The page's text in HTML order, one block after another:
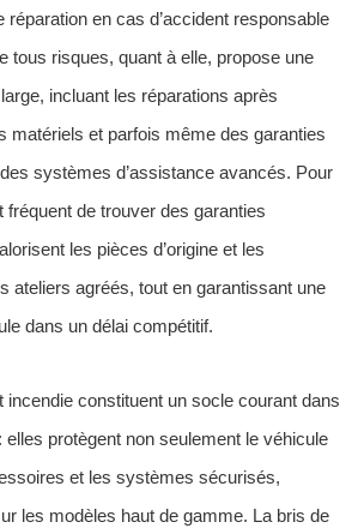
réparation en cas d’accident responsable
tous risques, quant à elle, propose une
incluant les réparations après
matériels et parfois même des garanties
systèmes d’assistance avancés. Pour
fréquent de trouver des garanties
les pièces d’origine et les
ateliers agréés, tout en garantissant une
dans un délai compétitif.
incendie constituent un socle courant dans
protègent non seulement le véhicule
et les systèmes sécurisés,
les modèles haut de gamme. La bris de